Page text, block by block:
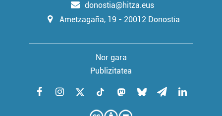
donostia@hitza.eus
Ametzagaña, 19 - 20012 Donostia
Nor gara
Publizitatea